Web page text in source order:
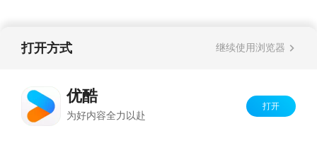
打开方式 继续使用浏览器
优酷
为好内容全力以赴
打开